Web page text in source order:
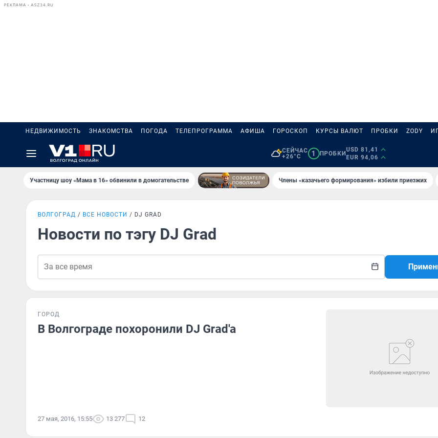
РЕКЛАМА • ASZ34.RU
НЕДВИЖИМОСТЬ ЗНАКОМСТВА ПОГОДА ТЕЛЕПРОГРАММА АФИША ГОРОСКОП КУРСЫ ВАЛЮТ ПРОБКИ ZODY
СЕЙЧАС
+26°C
1 ПРОБКИ
USD 81,41
EUR 94,06
Участницу шоу «Мама в 16» обвинили в домогательстве Члены «казачьего формирования» избили приезжих
ВОЛГОГРАД ВСЕ НОВОСТИ DJ GRAD
Новости по тэгу DJ Grad
ГОРОД
В Волгограде похоронили DJ Grad'a
27 мая, 2016, 15:55 13 277 12